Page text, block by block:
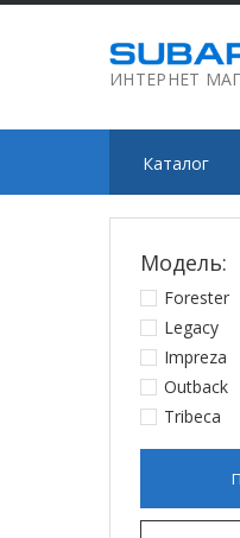
ИНТЕРНЕТ
Каталог
Модель:
Forester
Legacy
Impreza
Outback
Tribeca